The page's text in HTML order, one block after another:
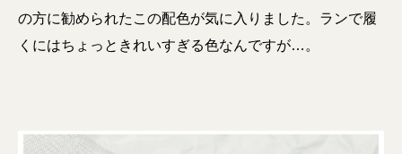
の方に勧められたこの配色が気に入りました。ランで履
くにはちょっときれいすぎる色なんですが…。